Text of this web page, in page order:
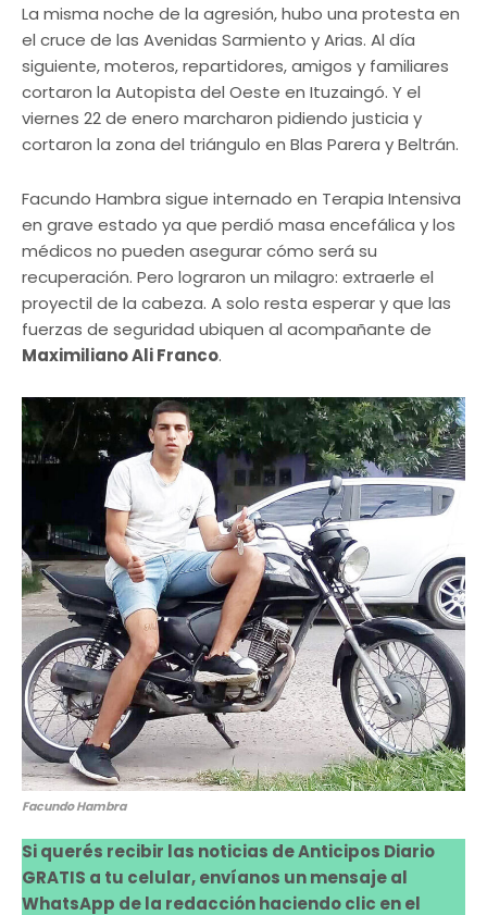
La misma noche de la agresión, hubo una protesta en
el cruce de las Avenidas Sarmiento y Arias. Al día
siguiente, moteros, repartidores, amigos y familiares
cortaron la Autopista del Oeste en Ituzaingó. Y el
viernes 22 de enero marcharon pidiendo justicia y
cortaron la zona del triángulo en Blas Parera y Beltrán.
Facundo Hambra sigue internado en Terapia Intensiva
en grave estado ya que perdió masa encefálica y los
médicos no pueden asegurar cómo será su
recuperación. Pero lograron un milagro: extraerle el
proyectil de la cabeza. A solo resta esperar y que las
fuerzas de seguridad ubiquen al acompañante de
Maximiliano Ali Franco.
Facundo Hambra
Si querés recibir las noticias de Anticipos Diario
GRATIS a tu celular, envíanos un mensaje al
WhatsApp de la redacción haciendo clic en el